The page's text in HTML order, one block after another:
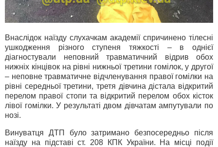
Внаслідок наїзду слухачкам академії спричинено тілесні
ушкодження різного ступеня тяжкості – в однієї
діагностували неповний травматичний відрив обох
нижніх кінцівок на рівні нижньої третини гомілок, у другої
– неповне травматичне відчленування правої гомілки на
рівні середньої третини, третя дівчина дістала відкритий
перелом правої стопи та відкритий перелом обох кісток
лівої гомілки. У результаті двом дівчатам ампутували по
нозі.
Винуватця ДТП було затримано безпосередньо після
наїзду на підставі ст. 208 КПК України. На місці події